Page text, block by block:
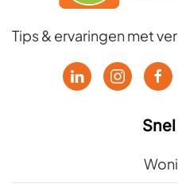
Tips & ervaringen met